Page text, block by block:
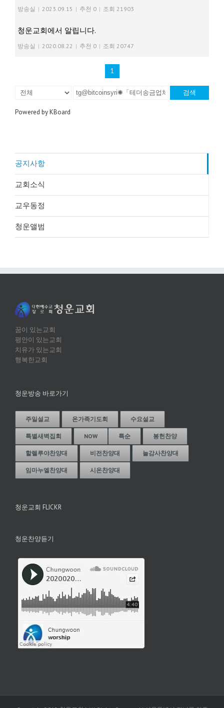
방송실 | 2023.09.15 | 추천 0 | 조회 21903
청운교회에서 알립니다.
방송실 | 2020.08.22 | 추천 0 | 조회 20747
1
검색
Powered by KBoard
공지사항
교회소식
교우동정
청운앨범
꿈이 있는교회
평안이 있는교회
치유가 있는교회
행복한교회
청운방송 바로가기
주일설교 온가족기도회 수요설교
특별새벽집회 NOW 특순 봉헌찬양
할렐루야찬양대 비전찬양대 늘감사찬양대
임마누엘찬양대 시온찬양대
청운교회 FLICKR
청운찬양듣기